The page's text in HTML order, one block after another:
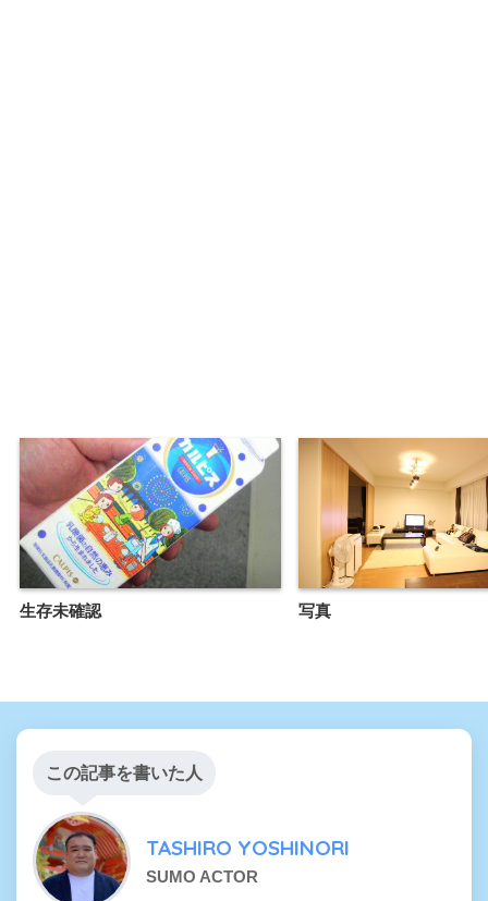
生存未確認 写真
この記事を書いた人
TASHIRO YOSHINORI
SUMO ACTOR